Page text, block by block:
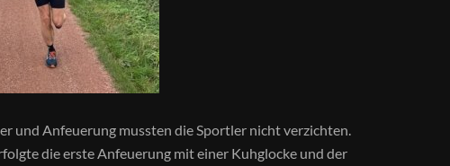
und Anfeuerung mussten die Sportler nicht verzichten.
die erste Anfeuerung mit einer Kuhglocke und der